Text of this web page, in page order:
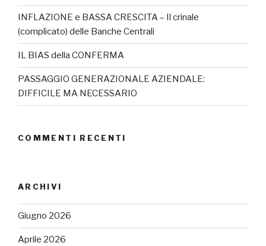
INFLAZIONE e BASSA CRESCITA – Il crinale
(complicato) delle Banche Centrali
IL BIAS della CONFERMA
PASSAGGIO GENERAZIONALE AZIENDALE:
DIFFICILE MA NECESSARIO
COMMENTI RECENTI
ARCHIVI
Giugno 2026
Aprile 2026